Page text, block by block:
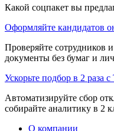
Какой соцпакет вы
Оформляйте кандидатов
Проверяйте сотрудников
документы без бумаг и
Ускорьте подбор в 2 раза
Автоматизируйте сбор
собирайте аналитику в 2
О компании